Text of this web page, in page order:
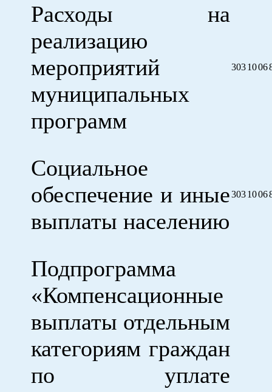
Расходы на
реализацию
мероприятий
муниципальных
программ
3031006
Социальное
обеспечение и иные
выплаты населению
3031006
Подпрограмма
«Компенсационные
выплаты отдельным
категориям граждан
по уплате